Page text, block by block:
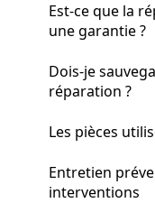
Est-ce que la
une garantie ?
Dois-je
réparation ?
Les pièces
Entretien
interventions